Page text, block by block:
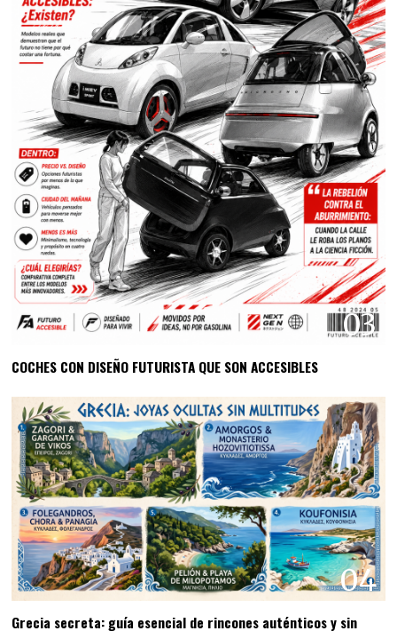
03
COCHES CON DISEÑO FUTURISTA QUE SON ACCESIBLES
04
Grecia secreta: guía esencial de rincones auténticos y sin